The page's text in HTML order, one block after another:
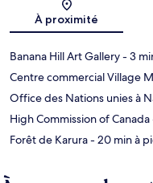
À proximité
Banana Hill Art Gallery- 3
Centre commercial Village
Office des Nations unies à
High Commission of Canada
Forêt de Karura- 20 min à